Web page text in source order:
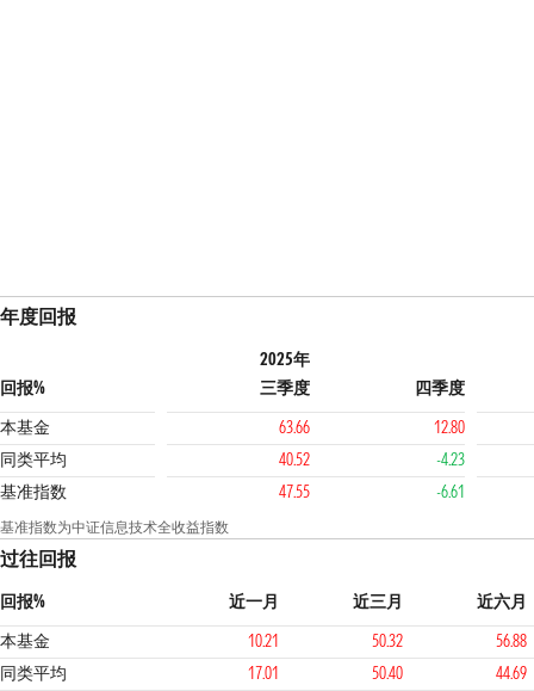
年度回报
回报%
2025年
三季度
四季度
本基金
63.66
12.80
同类平均
40.52
-4.23
基准指数
47.55 -6.61
基准指数为中证信息技术全收益指数
过往回报
回报% 近一月 近三月
近六月
本基金
10.21 50.32
56.88
同类平均
17.01 50.40
44.69